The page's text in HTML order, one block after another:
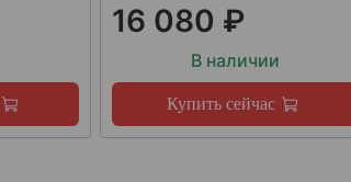
16 080 ₽
В наличии
Купить сейчас